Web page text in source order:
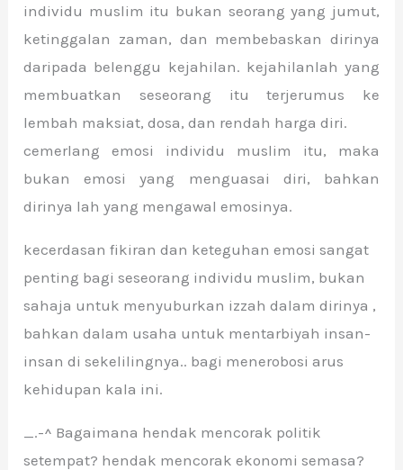
individu muslim itu bukan seorang yang jumut,
ketinggalan zaman, dan membebaskan dirinya
daripada belenggu kejahilan. kejahilanlah yang
membuatkan seseorang itu terjerumus ke
lembah maksiat, dosa, dan rendah harga diri.
cemerlang emosi individu muslim itu, maka
bukan emosi yang menguasai diri, bahkan
dirinya lah yang mengawal emosinya.
kecerdasan fikiran dan keteguhan emosi sangat
penting bagi seseorang individu muslim, bukan
sahaja untuk menyuburkan izzah dalam dirinya ,
bahkan dalam usaha untuk mentarbiyah insan-
insan di sekelilingnya.. bagi menerobosi arus
kehidupan kala ini.
_.-^ Bagaimana hendak mencorak politik
setempat? hendak mencorak ekonomi semasa?